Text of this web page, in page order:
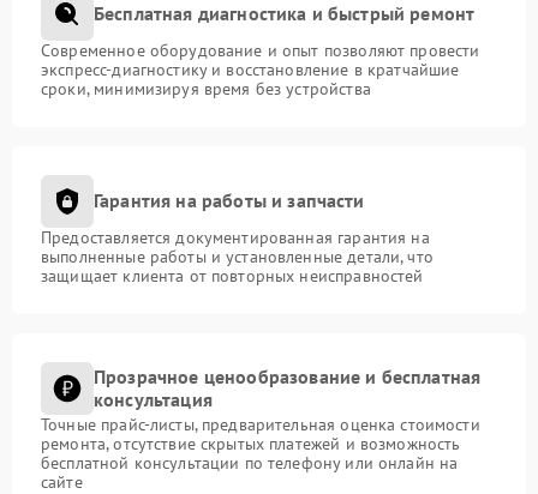
Бесплатная диагностика и быстрый ремонт
Современное оборудование и опыт позволяют провести
экспресс-диагностику и восстановление в кратчайшие
сроки, минимизируя время без устройства
Гарантия на работы и запчасти
Предоставляется документированная гарантия на
выполненные работы и установленные детали, что
защищает клиента от повторных неисправностей
Прозрачное ценообразование и бесплатная
консультация
Точные прайс-листы, предварительная оценка стоимости
ремонта, отсутствие скрытых платежей и возможность
бесплатной консультации по телефону или онлайн на
сайте